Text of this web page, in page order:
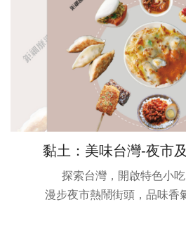
黏土：美味台灣-夜市
探索台灣，開啟特色小吃
漫步夜市熱鬧街頭，品味香